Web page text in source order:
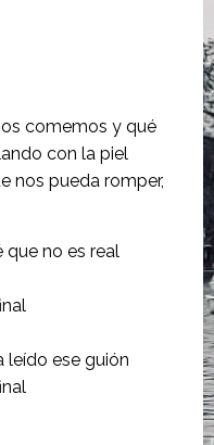
comemos y qué
con la piel
nos pueda romper,
que no es real
leído ese guión